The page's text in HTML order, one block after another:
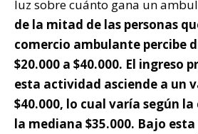
luz sobre cuánto gana un
de la mitad de las personas
comercio ambulante percibe
$20.000 a $40.000. El ingreso
esta actividad asciende a un
$40.000, lo cual varía según
la mediana $35.000. Bajo